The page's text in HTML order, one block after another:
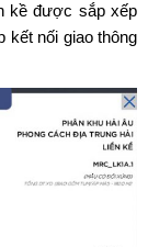
kề được sắp xếp
kết nối giao thông